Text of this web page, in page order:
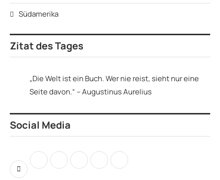
Südamerika
Zitat des Tages
„Die Welt ist ein Buch. Wer nie reist, sieht nur eine
Seite davon.“ – Augustinus Aurelius
Social Media